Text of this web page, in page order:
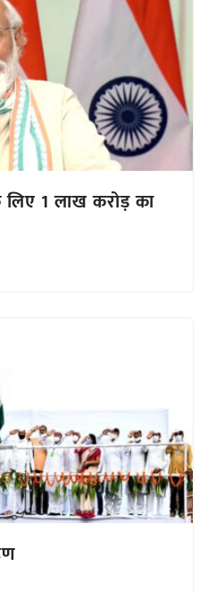
लिए 1 लाख करोड़ का